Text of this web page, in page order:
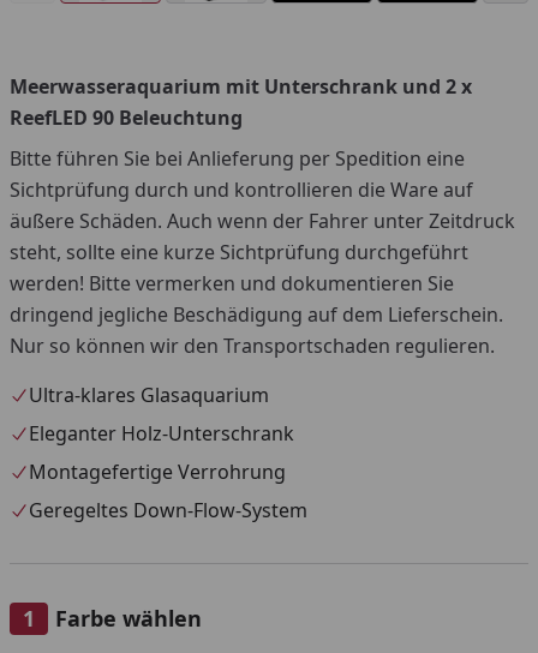
Meerwasseraquarium mit Unterschrank und 2 x
ReefLED 90 Beleuchtung
Bitte führen Sie bei Anlieferung per Spedition eine
Sichtprüfung durch und kontrollieren die Ware auf
äußere Schäden. Auch wenn der Fahrer unter Zeitdruck
steht, sollte eine kurze Sichtprüfung durchgeführt
werden! Bitte vermerken und dokumentieren Sie
dringend jegliche Beschädigung auf dem Lieferschein.
Nur so können wir den Transportschaden regulieren.
Ultra-klares Glasaquarium
Eleganter Holz-Unterschrank
Montagefertige Verrohrung
Geregeltes Down-Flow-System
Farbe wählen